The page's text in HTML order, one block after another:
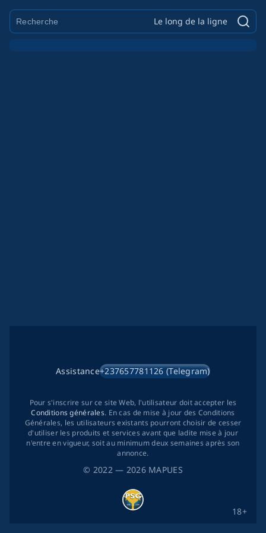
Le long de la ligne
© 2022— 2026 MAPUES
Assistance+237657781126 (Telegram)
18+
Pour s'inscrire sur ce site Web, l'utilisateur doit accepter les
Conditions générales. En cas de mise à jour des Conditions
Générales, les utilisateurs existants pourront choisir de cesser
d'utiliser les produits et services avant que ladite mise à jour
n'entre en vigueur, soit au minimum deux semaines après son
annonce.